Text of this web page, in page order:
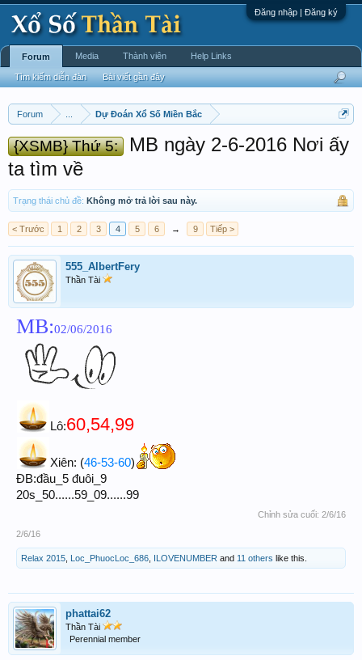
Đăng nhập | Đăng ký
Forum Dự Đoán Xổ Số Miền Bắc
{XSMB} Thứ 5:
MB ngày 2-6-2016 Nơi ấy
ta tìm về
Trạng thái chủ đề: Không mở trả lời sau này.
< Trước 1 2 3 4 5 6 → 9 Tiếp >
555_AlbertFery
Thần Tài
MB:02/06/2016
Lô:60,54,99
Xiên: (46-53-60)
ĐB:đầu_5 đuôi_9
20s_50......59_09......99
Chỉnh sửa cuối: 2/6/16
2/6/16
Relax 2015 Loc_PhuocLoc_686 ILOVENUMBER and 11 others like this.
phattai62
Thần Tài
Perennial member
Forum
Tìm kiếm diễn đàn Bài viết gần đây
Media Thành viên Help Links